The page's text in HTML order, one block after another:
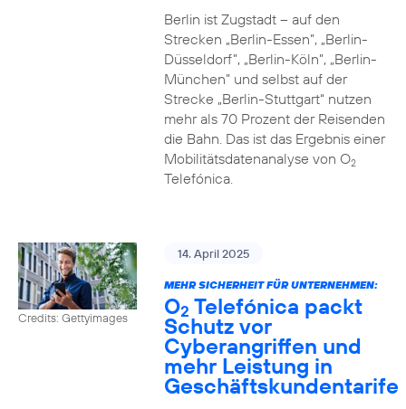
Berlin ist Zugstadt – auf den
Strecken „Berlin-Essen”, „Berlin-
Düsseldorf”, „Berlin-Köln”, „Berlin-
München” und selbst auf der
Strecke „Berlin-Stuttgart“ nutzen
mehr als 70 Prozent der Reisenden
die Bahn. Das ist das Ergebnis einer
Mobilitätsdatenanalyse von O2
Telefónica.
Credits: Gettyimages
14. April 2025
MEHR SICHERHEIT FÜR UNTERNEHMEN:
O2 Telefónica packt
Schutz vor
Cyberangriffen und
mehr Leistung in
Geschäftskundentarife